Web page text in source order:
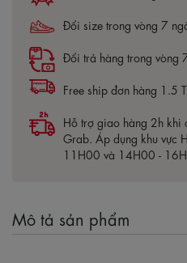
Đổi size trong vòng 7
Đổi trả hàng trong vòng
Free ship đơn hàng 1.5
Hỗ trợ giao hàng 2h khi
Grab. Áp dụng khu vực
11H00 và 14H00 -
Mô tả sản phẩm